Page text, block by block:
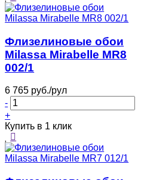
Флизелиновые обои
Milassa Mirabelle MR8
002/1
6 765 руб./рул
-
+
Купить в 1 клик